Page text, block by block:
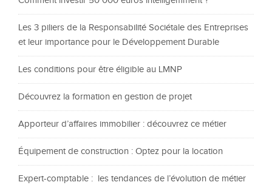
Les 3 piliers de la Responsabilité Sociétale des Entreprises
et leur importance pour le Développement Durable
Les conditions pour être éligible au LMNP
Découvrez la formation en gestion de projet
Apporteur d’affaires immobilier : découvrez ce métier
Équipement de construction : Optez pour la location
Expert-comptable : les tendances de l’évolution de métier